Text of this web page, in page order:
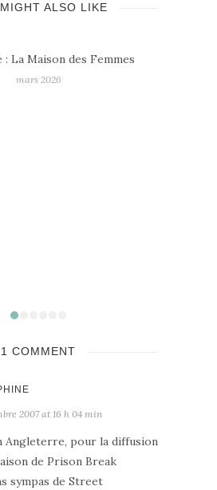
ALSO LIKE
1 COMMENT
2007 at 16 h 04 min
Angleterre, pour la diffusion
de Prison Break
sympas de Street